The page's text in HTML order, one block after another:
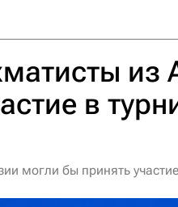
из
в
могли бы принять